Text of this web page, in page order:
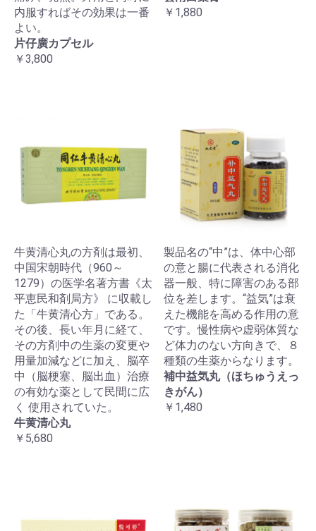
内服すればその効果は一番
よい。
片仔廣カプセル
￥3,800
￥1,880
牛黄清心丸の方剤は最初、
中国宋朝時代（960～
1279）の医学名著方書《太
平恵民和剤局方》 に収載し
た「牛黄清心方」である。
その後、長い年月に経て、
その方剤中の生薬の変更や
用量加減などに加え、脳卒
中（脳梗塞、脳出血）治療
の有効な薬として民間に広
く 使用されていた。
牛黄清心丸
￥5,680
製品名の“中”は、体中心部
の意と腸に代表される消化
器一般、特に障害のある部
位を差します。“益気”は衰
えた機能を高める作用の意
です。慢性病や虚弱体質な
ど体力のない方向きで、８
種類の生薬からなります。
補中益気丸（ほちゅうえっ
きがん）
￥1,480